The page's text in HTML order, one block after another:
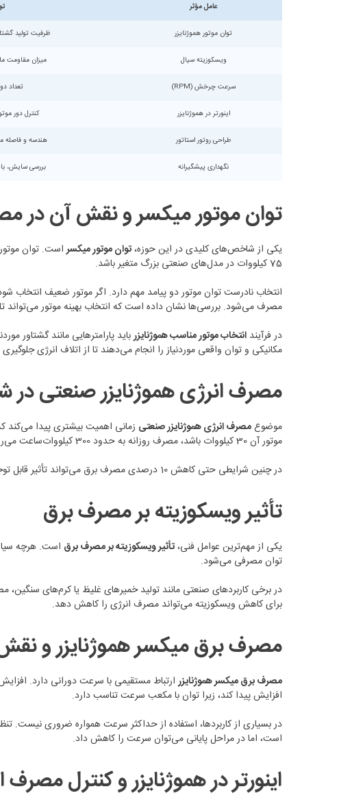
عامل مؤثر
توان موتور هموژنایزر ظرفیت تولید
ویسکوزیته سیال میزان مقاومت
سرعت چرخش (RPM) تعداد
اینورتر در هموژنایزر کنترل دور
طراحی روتور استاتور هندسه و فاصله
نگهداری پیشگیرانه بررسی سایش،
توان موتور میکسر و نقش آن در
یکی از شاخص‌های کلیدی در این حوزه،توان موتور میکسر
75 کیلووات در مدل‌های صنعتی بزرگ متغیر باشد.
انتخاب نادرست توان موتور دو پیامد مهم دارد. اگر موتور ضعیف انتخاب
مصرف می‌شود. بررسی‌ها نشان داده است که انتخاب بهینه موتور می‌تواند تا 18 درصد در مصرف انرژی صرفه‌جویی ایجاد کند.
در فرآیند انتخاب موتور مناسب هموژنایزرباید پارامترهایی مانند
مکانیکی و توان واقعی موردنیاز را انجام می‌دهند تا از اتلاف انرژی
مصرف انرژی هموژنایزر صنعتی در
موضوعمصرف انرژی هموژنایزر صنعتی
موتور آن 30 کیلووات باشد، مصرف روزانه به حدود 300 کیلووات‌ساعت می‌رسد. در صورت فعالیت 25 روز در ماه، مصرف ماهانه از 7500 کیلووات‌ساعت فراتر می‌رود.
در چنین شرایطی حتی کاهش 10 درصدی مصرف برق می‌تواند تأثیر قابل توجهی بر هزینه نهایی داشته باشد. این موضوع به‌ویژه در کشورهایی که تعرفه برق صنعتی رو به افزایش است، اهمیت بیشتری دارد.
تأثیر ویسکوزیته بر مصرف برق
یکی از مهم‌ترین عوامل فنی،تأثیر ویسکوزیته بر مصرف برق است. هرچه
توان مصرفی می‌شود.
در برخی کاربردهای صنعتی مانند تولید خمیرهای غلیظ یا کرم‌های
برای کاهش ویسکوزیته می‌تواند مصرف انرژی را کاهش دهد.
مصرف برق میکسر هموژنایزر و
مصرف برق میکسر هموژنایزر ارتباط مستقیمی با سرعت دورانی دارد.
افزایش پیدا کند، زیرا توان با مکعب سرعت تناسب دارد.
در بسیاری از کاربردها، استفاده از حداکثر سرعت همواره ضروری نیست.
است، اما در مراحل پایانی می‌توان سرعت را کاهش داد.
اینورتر در هموژنایزر و کنترل مصرف